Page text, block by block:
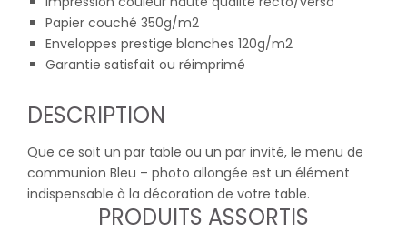
Papier couché 350g/m2
Enveloppes prestige blanches 120g/m2
Garantie satisfait ou réimprimé
DESCRIPTION
Que ce soit un par table ou un par invité, le menu de
communion Bleu – photo allongée est un élément
indispensable à la décoration de votre table.
PRODUITS ASSORTIS